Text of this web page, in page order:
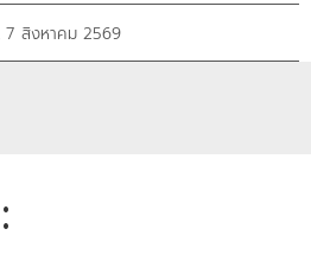
7 สิงหาคม 2569